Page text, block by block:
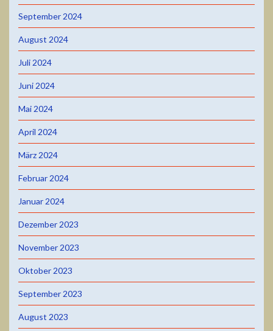
September 2024
August 2024
Juli 2024
Juni 2024
Mai 2024
April 2024
März 2024
Februar 2024
Januar 2024
Dezember 2023
November 2023
Oktober 2023
September 2023
August 2023